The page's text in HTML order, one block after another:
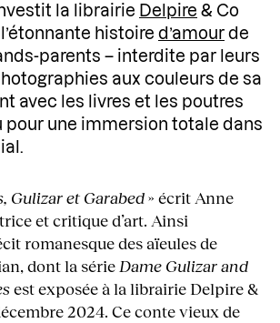
la librairie Delpire & Co
histoire d’amour de
parents – interdite par leurs
aux couleurs de sa
avec les livres et les poutres
pour une immersion totale dans
Gulizar et Garabed» écrit Anne
et critique d’art. Ainsi
romanesque des aïeules de
dont la série Dame Gulizar and
est exposée à la librairie Delpire &
2024. Ce conte vieux de